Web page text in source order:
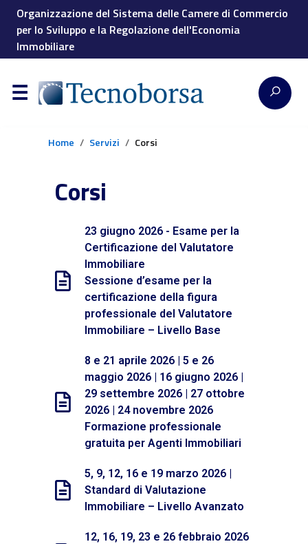
Organizzazione del Sistema delle Camere di Commercio
per lo Sviluppo e la Regolazione dell'Economia
Immobiliare
Home Servizi Corsi
Corsi
23 giugno 2026 - Esame per la
Certificazione del Valutatore
Immobiliare
Sessione d’esame per la
certificazione della figura
professionale del Valutatore
Immobiliare – Livello Base
8 e 21 aprile 2026 | 5 e 26
maggio 2026 | 16 giugno 2026 |
29 settembre 2026 | 27 ottobre
2026 | 24 novembre 2026
Formazione professionale
gratuita per Agenti Immobiliari
5, 9, 12, 16 e 19 marzo 2026 |
Standard di Valutazione
Immobiliare – Livello Avanzato
12, 16, 19, 23 e 26 febbraio 2026